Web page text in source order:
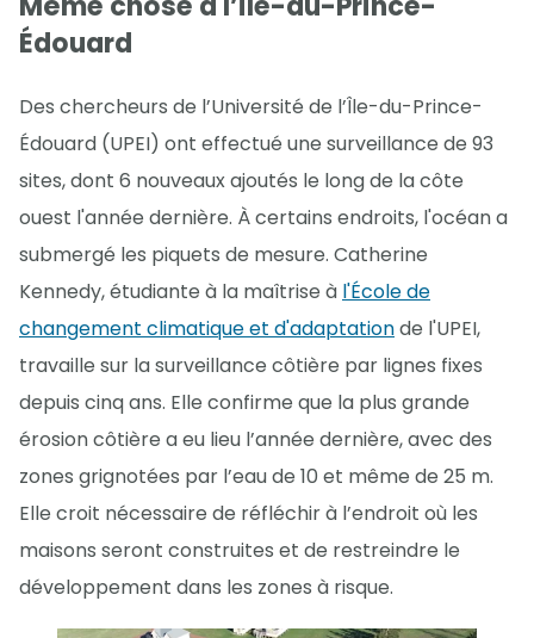
Édouard
Des chercheurs de l’Université de l’Île-du-Prince-
Édouard (UPEI) ont effectué une surveillance de 93
sites, dont 6 nouveaux ajoutés le long de la côte
ouest l'année dernière. À certains endroits, l'océan a
submergé les piquets de mesure. Catherine
Kennedy, étudiante à la maîtrise à l'École de
changement climatique et d'adaptationde l'UPEI,
travaille sur la surveillance côtière par lignes fixes
depuis cinq ans. Elle confirme que la plus grande
érosion côtière a eu lieu l’année dernière, avec des
zones grignotées par l’eau de 10 et même de 25 m.
Elle croit nécessaire de réfléchir à l’endroit où les
maisons seront construites et de restreindre le
développement dans les zones à risque.